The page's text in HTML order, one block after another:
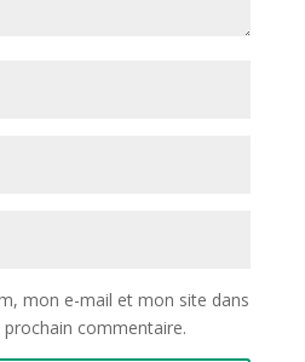
mon e-mail et mon site dans
commentaire.